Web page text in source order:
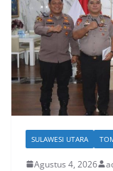
SULAWESI UTARA
Agustus 4, 2026